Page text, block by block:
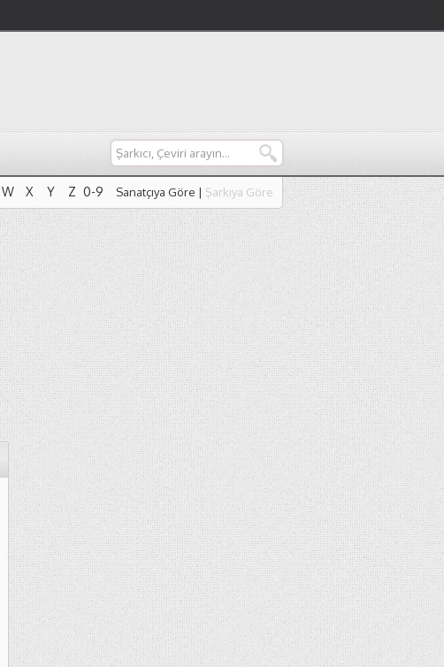
W X Y Z 0-9
W X Y Z 0-9
Sanatçıya Göre | Şarkıya Göre